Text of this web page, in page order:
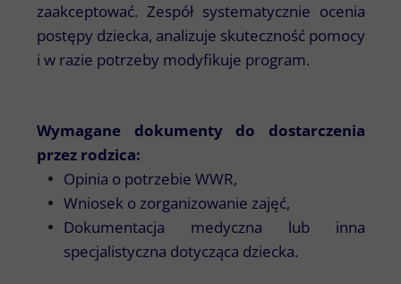
zaakceptować. Zespół systematycznie ocenia
postępy dziecka, analizuje skuteczność pomocy
i w razie potrzeby modyfikuje program.
Wymagane dokumenty do dostarczenia
przez rodzica:
Opinia o potrzebie WWR,
Wniosek o zorganizowanie zajęć,
Dokumentacja medyczna lub inna
specjalistyczna dotycząca dziecka.